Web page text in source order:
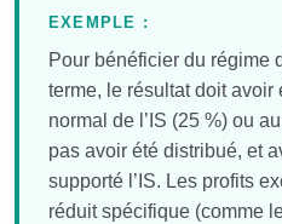
EXEMPLE :
Pour bénéficier du régime
terme, le résultat doit avoir
normal de l’IS (25 %) ou
pas avoir été distribué, et
supporté l’IS. Les profits
réduit spécifique (comme